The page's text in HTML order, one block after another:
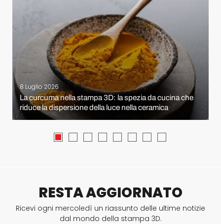
8 Luglio 2026
La curcuma nella stampa 3D: la spezia da cucina che
riduce la dispersione della luce nella ceramica
RESTA AGGIORNATO
Ricevi ogni mercoledì un riassunto delle ultime notizie
dal mondo della stampa 3D.